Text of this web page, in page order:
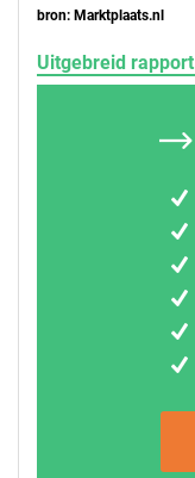
bron: Marktplaats.nl
Uitgebreid rapport